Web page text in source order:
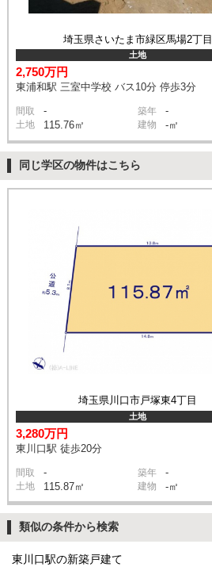
埼玉県さいたま市緑区馬場2丁目
土地
2,750万円
東浦和駅 三室中学校 バス10分 停歩3分
間取 - 築年 -
土地 115.76㎡ 建物 -㎡
同じ学区の物件はこちら
埼玉県川口市戸塚東4丁目
土地
3,280万円
東川口駅 徒歩20分
間取 - 築年 -
土地 115.87㎡ 建物 -㎡
類似の条件から検索
東川口駅の新築戸建て